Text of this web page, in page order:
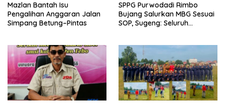
Mazlan Bantah Isu
Pengalihan Anggaran Jalan
Simpang Betung–Pintas
SPPG Purwodadi Rimbo
Bujang Salurkan MBG Sesuai
SOP, Sugeng: Seluruh